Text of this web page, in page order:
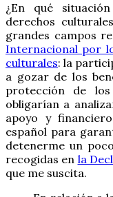
¿En qué
derechos
grandes campos
Internacional por
culturales: la
a gozar de los
protección de
obligarían a
apoyo y
español para
detenerme un
recogidas en la
que me suscita.